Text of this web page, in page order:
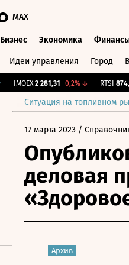
MAX
Бизнес Экономика
Идеи управления Город
IMOEX 2 281,31 -0,2%↓ RTSI 874,64
Ситуация на топливном
17 марта 2023 /
деловая
Архив